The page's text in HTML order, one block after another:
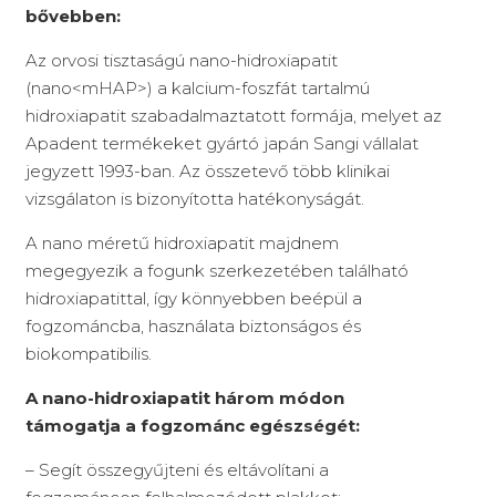
bővebben:
Az orvosi tisztaságú nano-hidroxiapatit
(nano<mHAP>) a kalcium-foszfát tartalmú
hidroxiapatit szabadalmaztatott formája, melyet az
Apadent termékeket gyártó japán Sangi vállalat
jegyzett 1993-ban. Az összetevő több klinikai
vizsgálaton is bizonyította hatékonyságát.
A nano méretű hidroxiapatit majdnem
megegyezik a fogunk szerkezetében található
hidroxiapatittal, így könnyebben beépül a
fogzománcba, használata biztonságos és
biokompatibilis.
A nano-hidroxiapatit három módon
támogatja a fogzománc egészségét:
– Segít összegyűjteni és eltávolítani a